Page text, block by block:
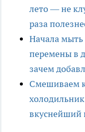
лето — не
раза
Начала
перемены в
зачем
Смешиваем
вкуснейший